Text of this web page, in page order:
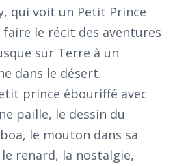
qui voit un Petit Prince
le récit des aventures
sur Terre à un
dans le désert.
prince ébouriffé avec
paille, le dessin du
le mouton dans sa
renard, la nostalgie,